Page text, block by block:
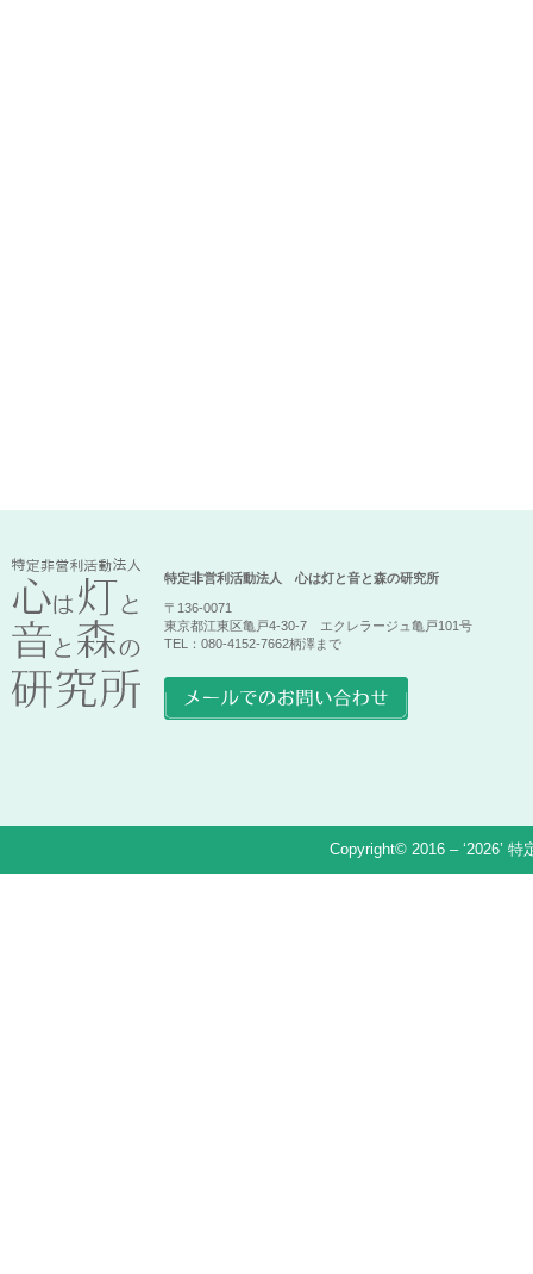
特定非営利活動法人 心は灯と音と森の研究所
〒136-0071
東京都江東区亀戸4-30-7 エクレラージュ亀戸101号
TEL：080-4152-7662柄澤まで
Copyright© 2016 – ‘2026’